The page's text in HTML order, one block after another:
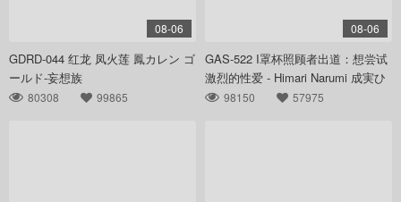
08-06
GDRD-044 红龙 凤火莲 鳳カレン ゴ
ールド-妄想族
80308 99865
08-06
GAS-522 I罩杯照顾者出道：想尝试
激烈的性爱 - Himari Narumi 成実ひ
まり シネマユニット·ガス
98150 57975